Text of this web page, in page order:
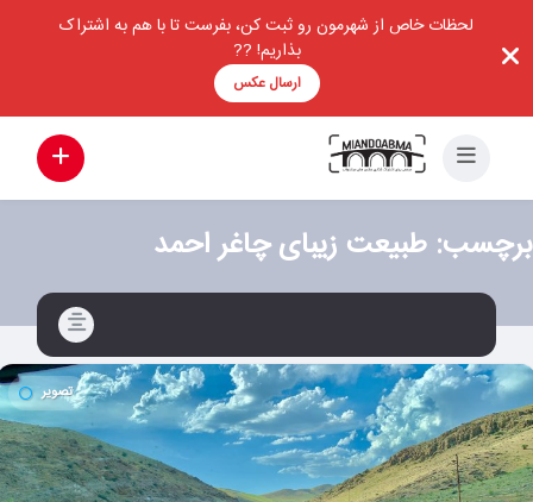
لحظات خاص از شهرمون رو ثبت کن، بفرست تا با هم به اشتراک
بذاریم! ??
ارسال عکس
برچسب: طبیعت زیبای چاغر احمد
تصویر